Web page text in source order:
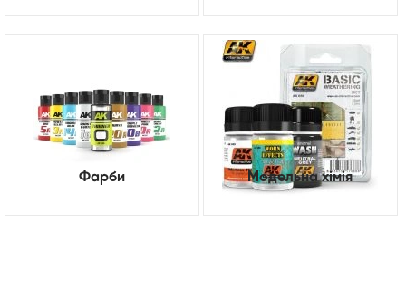
Фарби Модельна хімія